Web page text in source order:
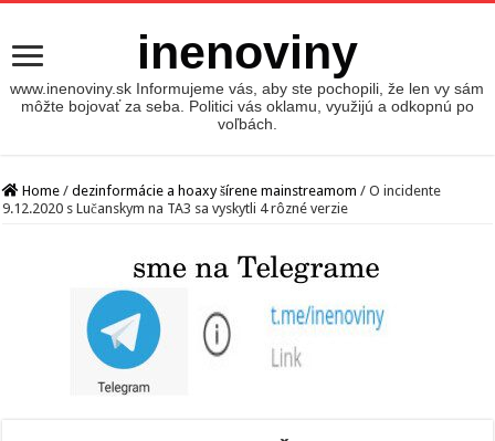
inenoviny
www.inenoviny.sk Informujeme vás, aby ste pochopili, že len vy sám
môžte bojovať za seba. Politici vás oklamu, využijú a odkopnú po
voľbách.
Home / dezinformácie a hoaxy šírene mainstreamom / O incidente
9.12.2020 s Lučanskym na TA3 sa vyskytli 4 rôzné verzie